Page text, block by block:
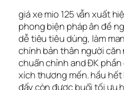
giá xe mio 125 vẫn xuất
phong biện pháp ân đề
dễ tiêu tiêu dùng, làm
chính bản thân người căn
chuẩn chỉnh and ĐK phần
xích thương mến. hầu
đấy còn được buổi tối ưu